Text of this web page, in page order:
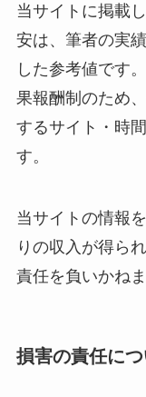
当サイトに掲載
安は、筆者の実
した参考値です
果報酬制のため
するサイト・時
す。
当サイトの情報
りの収入が得ら
責任を負いかねま
損害の責任に